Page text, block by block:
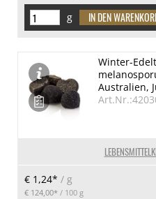
g
Winter-
Australien,
€ 1,24* / g
€ 124,00* / 100 g